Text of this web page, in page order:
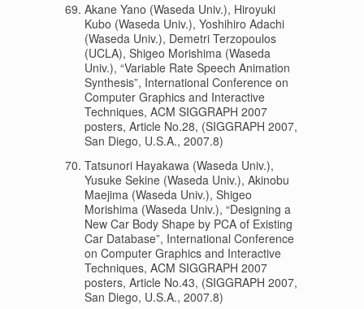
Akane Yano (Waseda Univ.), Hiroyuki
Kubo (Waseda Univ.), Yoshihiro Adachi
(Waseda Univ.), Demetri Terzopoulos
(UCLA), Shigeo Morishima (Waseda
Univ.), “Variable Rate Speech Animation
Synthesis”, International Conference on
Computer Graphics and Interactive
Techniques, ACM SIGGRAPH 2007
posters, Article No.28, (SIGGRAPH 2007,
San Diego, U.S.A., 2007.8)
Tatsunori Hayakawa (Waseda Univ.),
Yusuke Sekine (Waseda Univ.), Akinobu
Maejima (Waseda Univ.), Shigeo
Morishima (Waseda Univ.), “Designing a
New Car Body Shape by PCA of Existing
Car Database”, International Conference
on Computer Graphics and Interactive
Techniques, ACM SIGGRAPH 2007
posters, Article No.43, (SIGGRAPH 2007,
San Diego, U.S.A., 2007.8)